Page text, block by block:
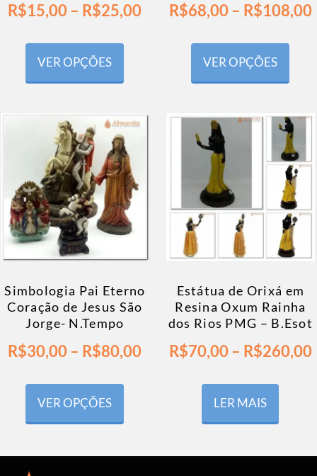
R$15,00– R$25,00
VER OPÇÕES
R$68,00– R$108,00
VER OPÇÕES
Simbologia Pai Eterno
Coração de Jesus São
Jorge- N.Tempo
R$30,00– R$80,00
VER OPÇÕES
Estátua de Orixá em
Resina Oxum Rainha
dos Rios PMG – B.Esot
R$70,00– R$260,00
LER MAIS